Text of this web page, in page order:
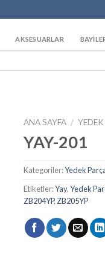
AKSESUARLAR
ANA SAYFA /
YAY-201
Kategoriler:Yedek
Etiketler:Yay,Yedek
ZB204YP,ZB205YP